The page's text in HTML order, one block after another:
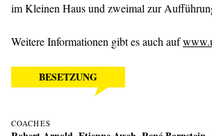
im Kleinen Haus und zweimal zur
Weitere Informationen gibt es auch auf
BESETZUNG
COACHES